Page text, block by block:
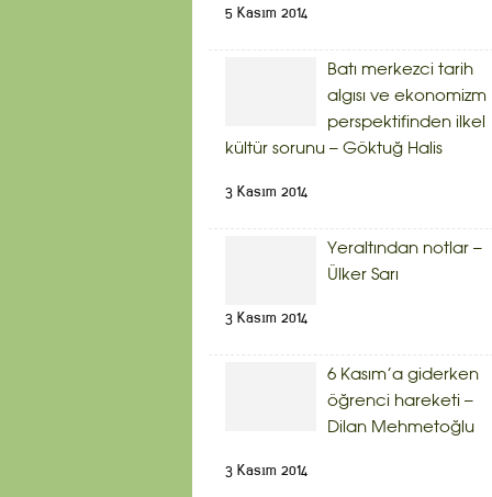
5 Kasım 2014
Batı merkezci tarih
algısı ve ekonomizm
perspektifinden ilkel
kültür sorunu – Göktuğ Halis
3 Kasım 2014
Yeraltından notlar –
Ülker Sarı
3 Kasım 2014
6 Kasım’a giderken
öğrenci hareketi –
Dilan Mehmetoğlu
3 Kasım 2014